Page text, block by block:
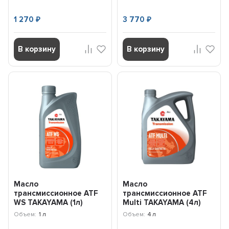
1 270₽
В корзину
3 770 ₽
В корзину
Масло
трансмиссионное ATF
WS TAKAYAMA (1л)
101423
Объем: 1 л
Масло
трансмиссионное ATF
Multi TAKAYAMA (4л)
100480
Объем: 4 л